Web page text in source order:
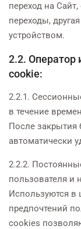
переход на
переходы,
устройством.
2.2. Оператор
cookie:
2.2.1.
в течение
После закрытия
автоматически
2.2.2.
пользователя и
Используются в
предпочтений
cookies